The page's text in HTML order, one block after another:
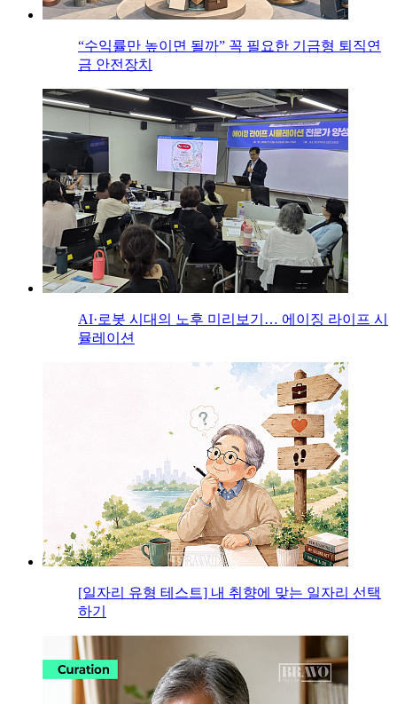
“수익률만 높이면 될까” 꼭 필요한 기금형 퇴직연
금 안전장치
AI·로봇 시대의 노후 미리보기… 에이징 라이프 시
뮬레이션
[일자리 유형 테스트] 내 취향에 맞는 일자리 선택
하기